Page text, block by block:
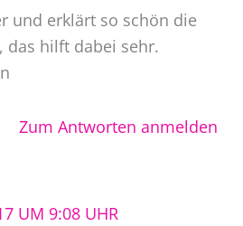
und erklärt so schön die
das hilft dabei sehr.
Zum Antworten anmelden
UM 9:08 UHR